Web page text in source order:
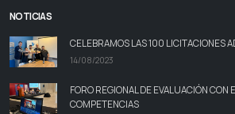
NOTICIAS
CELEBRAMOS LAS 100 LICITACIONES
14/08/2023
FORO REGIONAL DE EVALUACIÓN CON
COMPETENCIAS